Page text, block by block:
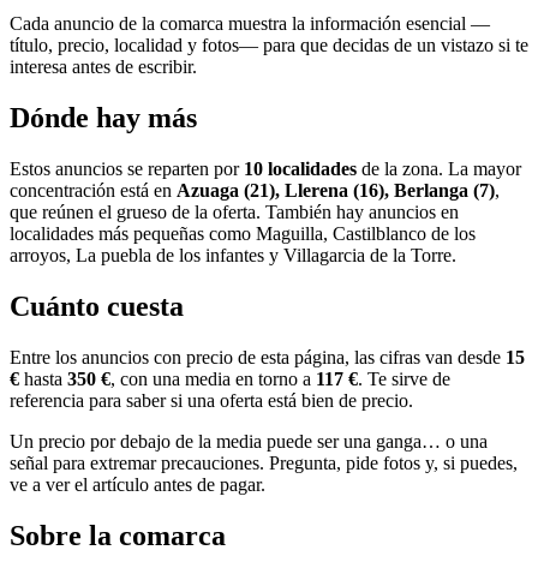
Cada anuncio de la comarca muestra la información esencial —
título, precio, localidad y fotos— para que decidas de un vistazo si te
interesa antes de escribir.
Dónde hay más
Estos anuncios se reparten por 10 localidades de la zona. La mayor
concentración está en Azuaga (21), Llerena (16), Berlanga (7),
que reúnen el grueso de la oferta. También hay anuncios en
localidades más pequeñas como Maguilla, Castilblanco de los
arroyos, La puebla de los infantes y Villagarcia de la Torre.
Cuánto cuesta
Entre los anuncios con precio de esta página, las cifras van desde 15
€ hasta 350 €, con una media en torno a 117 €. Te sirve de
referencia para saber si una oferta está bien de precio.
Un precio por debajo de la media puede ser una ganga… o una
señal para extremar precauciones. Pregunta, pide fotos y, si puedes,
ve a ver el artículo antes de pagar.
Sobre la comarca